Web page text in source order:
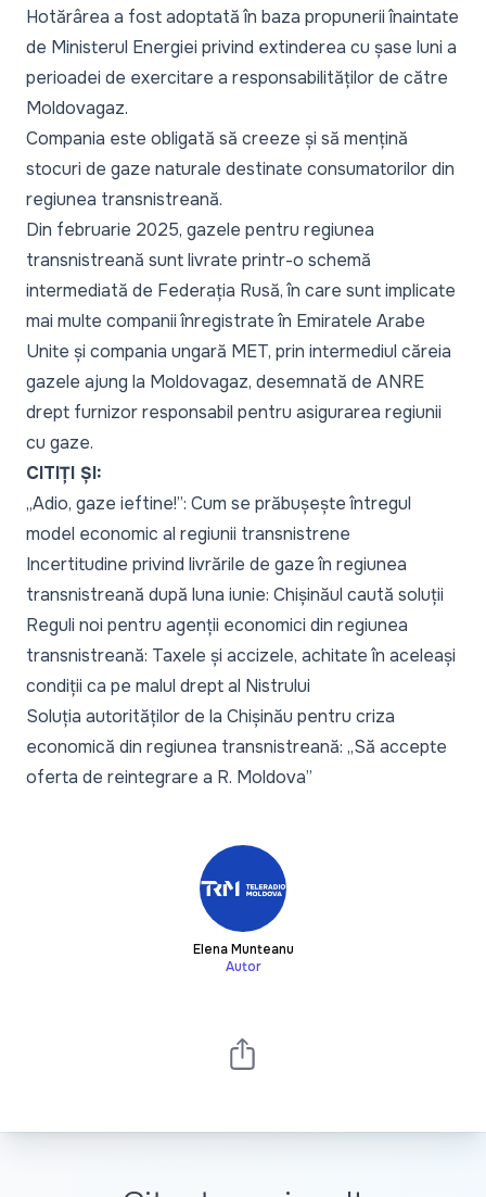
Hotărârea a fost adoptată în baza propunerii înaintate
de Ministerul Energiei privind extinderea cu șase luni a
perioadei de exercitare a responsabilităților de către
Moldovagaz.
Compania este obligată să creeze și să mențină
stocuri de gaze naturale destinate consumatorilor din
regiunea transnistreană.
Din februarie 2025, gazele pentru regiunea
transnistreană sunt livrate printr-o schemă
intermediată de Federația Rusă, în care sunt implicate
mai multe companii înregistrate în Emiratele Arabe
Unite și compania ungară MET, prin intermediul căreia
gazele ajung la Moldovagaz, desemnată de ANRE
drept furnizor responsabil pentru asigurarea regiunii
cu gaze.
CITIȚI ȘI:
„Adio, gaze ieftine!”: Cum se prăbușește întregul
model economic al regiunii transnistrene
Incertitudine privind livrările de gaze în regiunea
transnistreană după luna iunie: Chișinăul caută soluții
Reguli noi pentru agenții economici din regiunea
transnistreană: Taxele și accizele, achitate în aceleași
condiții ca pe malul drept al Nistrului
Soluția autorităților de la Chișinău pentru criza
economică din regiunea transnistreană: „Să accepte
oferta de reintegrare a R. Moldova”
Elena Munteanu
Autor